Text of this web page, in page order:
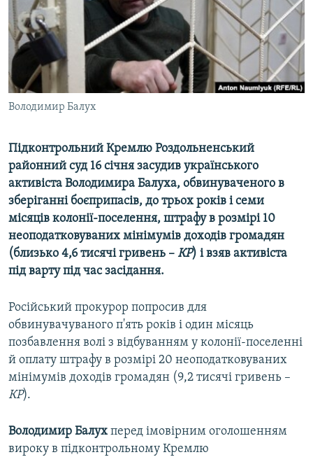
ДЕПОРТАЦІЯ
ВІДЕОУРОКИ «ELIFBE»
СВІДЧЕННЯ ОКУПАЦІЇ
УКРАЇНСЬКА ПРОБЛЕМА КРИМУ
ІНФОГРАФІКА
ЯК ОБІЙТИ БЛОКУВАННЯ
Русский
Qırımtatar
ДОЛУЧАЙСЯ!
Усі сайти RFE/RL
Володимир Балух
Підконтрольний Кремлю Роздольненський
районний суд 16 січня засудив українського
активіста Володимира Балуха, обвинуваченого в
зберіганні боєприпасів, до трьох років і семи
місяців колонії-поселення, штрафу в розмірі 10
неоподатковуваних мінімумів доходів громадян
(близько 4,6 тисячі гривень – КР) і взяв активіста
під варту під час засідання.
Російський прокурор попросив для
обвинувачуваного п'ять років і один місяць
позбавлення волі з відбуванням у колонії-поселенні
й оплату штрафу в розмірі 20 неоподатковуваних
мінімумів доходів громадян (9,2 тисячі гривень –
КР).
Володимир Балух перед імовірним оголошенням
вироку в підконтрольному Кремлю